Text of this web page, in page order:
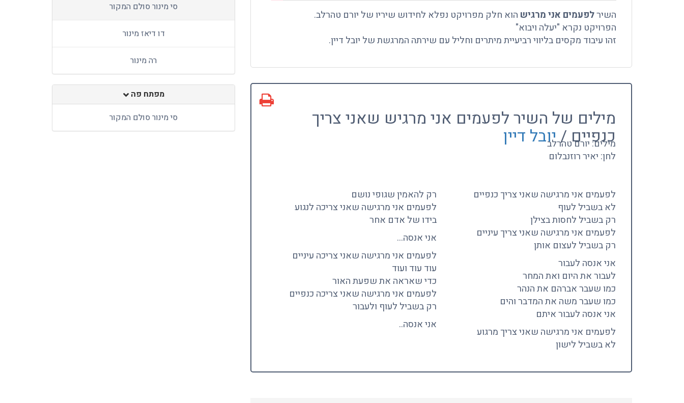
סי מינור סולם המקור
דו דיאז מינור
רה מינור
מפתח פה
סי מינור סולם המקור
השירלפעמים אני מרגיש הוא חלק מפרויקט נפלא לחידוש שיריו של יורם טהרלב.
הפרויקט נקרא "יעלה ויבוא"
זהו עיבוד מקסים בליווי רביעיית מיתרים וחליל עם שירתה המרגשת של יובל דיין.
מילים של השיר לפעמים אני מרגיש שאני צריך
כנפיים /יובל דייןמילים: יורם טהרלב
לחן: יאיר רוזנבלום
לפעמים אני מרגישה שאני צריך כנפיים
לא בשביל לעוף
רק בשביל לחסות בצילן
לפעמים אני מרגישה שאני צריך עיניים
רק בשביל לעצום אותן
אני אנסה לעבור
לעבור את היום ואת המחר
כמו שעבר אברהם את הנהר
כמו שעבר משה את המדבר והים
אני אנסה לעבור איתם
לפעמים אני מרגישה שאני צריך מרגוע
לא בשביל לישון
רק להאמין שגופי נושם
לפעמים אני מרגישה שאני צריכה לנגוע
בידו של אדם אחר
אני אנסה…
לפעמים אני מרגישה שאני צריכה עיניים
עוד עוד ועוד
כדי שאראה את שפעת האור
לפעמים אני מרגישה שאני צריכה כנפיים
רק בשביל לעוף ולעבור
אני אנסה..